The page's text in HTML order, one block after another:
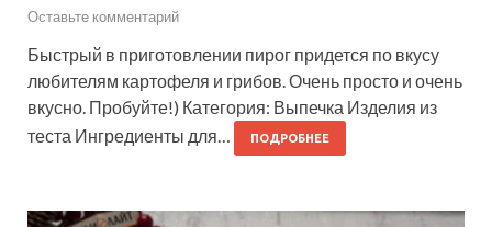
Оставьте комментарий
Быстрый в приготовлении пирог придется по вкусу
любителям картофеля и грибов. Очень просто и очень
вкусно. Пробуйте!) Категория: Выпечка Изделия из
теста Ингредиенты для…
ПОДРОБНЕЕ